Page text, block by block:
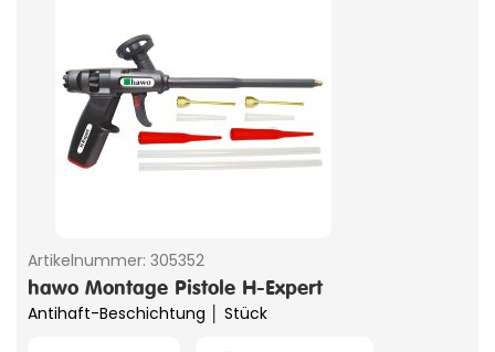
Artikelnummer: 305352
hawo Montage Pistole H-Expert
Antihaft-Beschichtung │ Stück